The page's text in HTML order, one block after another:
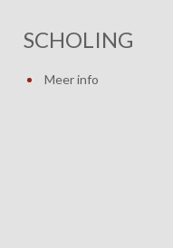
SCHOLING
Meer info